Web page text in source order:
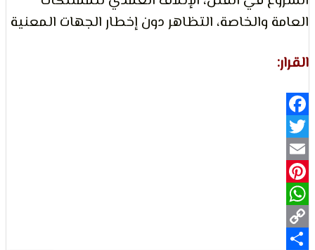
والخاصة، التظاهر دون إخطار الجهات المعنية